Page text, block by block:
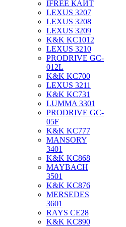
IFREE КАЙТ
LEXUS 3207
LEXUS 3208
LEXUS 3209
K&K KC1012
LEXUS 3210
PRODRIVE GC-
012L
K&K KC700
LEXUS 3211
K&K KC731
LUMMA 3301
PRODRIVE GC-
05F
K&K KC777
MANSORY
3401
K&K KC868
MAYBACH
3501
K&K KC876
MERSEDES
3601
RAYS CE28
K&K KC890